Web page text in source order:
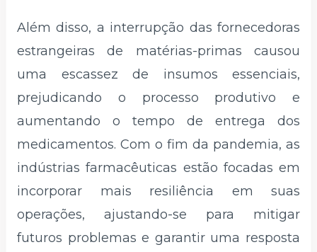
Além disso, a interrupção das fornecedoras
estrangeiras de matérias-primas causou
uma escassez de insumos essenciais,
prejudicando o processo produtivo e
aumentando o tempo de entrega dos
medicamentos. Com o fim da pandemia, as
indústrias farmacêuticas estão focadas em
incorporar mais resiliência em suas
operações, ajustando-se para mitigar
futuros problemas e garantir uma resposta